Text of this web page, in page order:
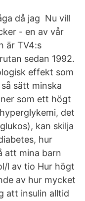
då jag Nu vill
- en av vår
är TV4:s
sedan 1992.
effekt som
sätt minska
som ett högt
det
kan skilja
hur
att mina barn
l av tio Hur högt
av hur mycket
att insulin alltid